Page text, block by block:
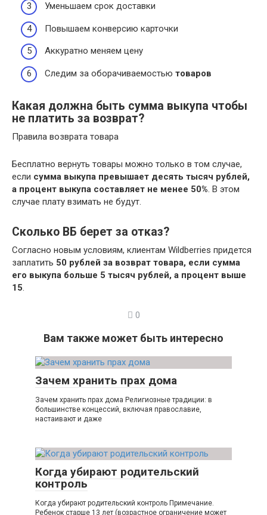
Уменьшаем срок доставки
Повышаем конверсию карточки
Аккуратно меняем цену
Следим за оборачиваемостью товаров
Какая должна быть сумма выкупа чтобы
не платить за возврат?
Правила возврата товара
Бесплатно вернуть товары можно только в том случае,
если сумма выкупа превышает десять тысяч рублей,
а процент выкупа составляет не менее 50%. В этом
случае плату взимать не будут.
Сколько ВБ берет за отказ?
Согласно новым условиям, клиентам Wildberries придется
заплатить 50 рублей за возврат товара, если сумма
его выкупа больше 5 тысяч рублей, а процент выше
15.
0
Вам также может быть интересно
Зачем хранить прах дома
Зачем хранить прах дома Религиозные традиции: в
большинстве концессий, включая православие,
настаивают и даже
Когда убирают родительский
контроль
Когда убирают родительский контроль Примечание.
Ребенок старше 13 лет (возрастное ограничение может